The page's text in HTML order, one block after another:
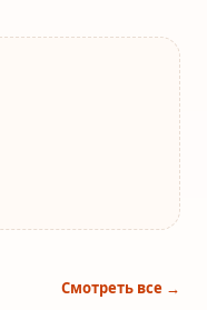
Смотреть все →